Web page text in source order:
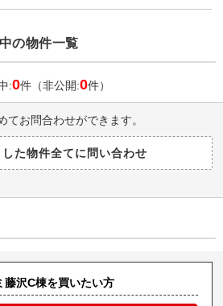
の物件一覧
:0件（非公開:0件）
てお問合わせができます。
藤沢C棟を買いたい方